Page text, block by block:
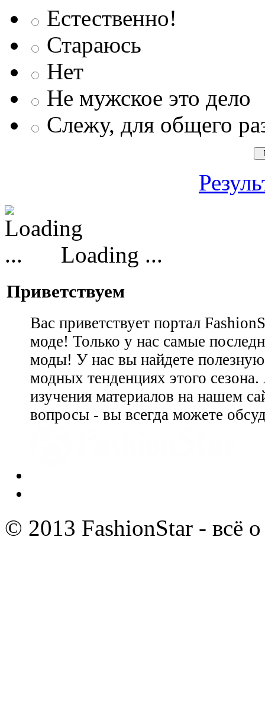
Естественно!
Стараюсь
Нет
Не мужское это дело
Слежу, для общего
Loading ...
Приветствуем
Вас приветствует портал
моде! Только у нас самые
моды! У нас вы найдете
модных тенденциях этого
изучения материалов на нашем
вопросы - вы всегда можете
© 2013 FashionStar - всё